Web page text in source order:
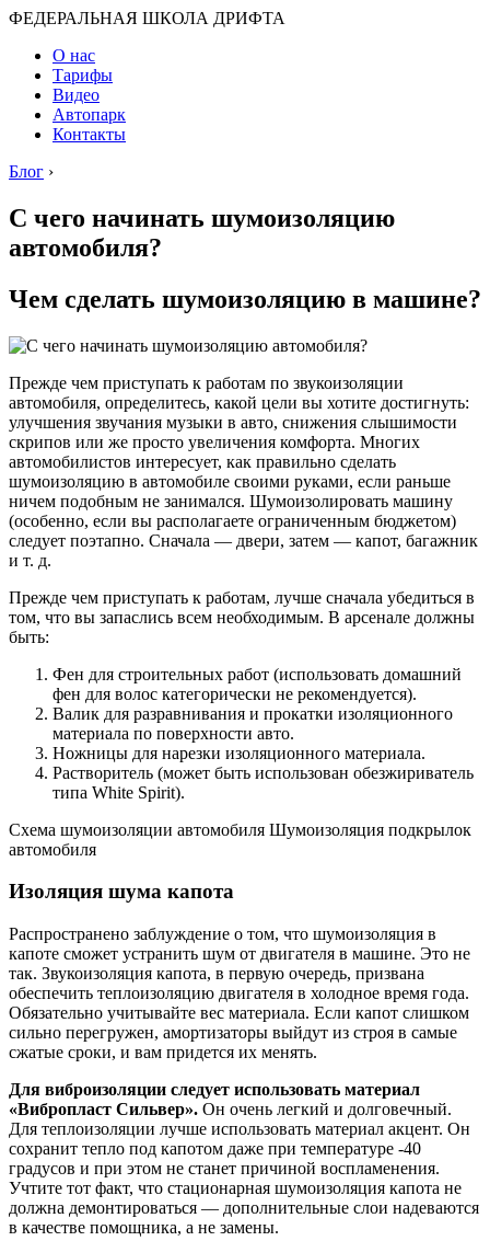
ФЕДЕРАЛЬНАЯ ШКОЛА ДРИФТА
О нас
Тарифы
Видео
Автопарк
Контакты
Блог ›
С чего начинать шумоизоляцию
автомобиля?
Чем сделать шумоизоляцию в машине?
Прежде чем приступать к работам по звукоизоляции
автомобиля, определитесь, какой цели вы хотите достигнуть:
улучшения звучания музыки в авто, снижения слышимости
скрипов или же просто увеличения комфорта. Многих
автомобилистов интересует, как правильно сделать
шумоизоляцию в автомобиле своими руками, если раньше
ничем подобным не занимался. Шумоизолировать машину
(особенно, если вы располагаете ограниченным бюджетом)
следует поэтапно. Сначала — двери, затем — капот, багажник
и т. д.
Прежде чем приступать к работам, лучше сначала убедиться в
том, что вы запаслись всем необходимым. В арсенале должны
быть:
Фен для строительных работ (использовать домашний
фен для волос категорически не рекомендуется).
Валик для разравнивания и прокатки изоляционного
материала по поверхности авто.
Ножницы для нарезки изоляционного материала.
Растворитель (может быть использован обезжириватель
типа White Spirit).
Схема шумоизоляции автомобиля Шумоизоляция подкрылок
автомобиля
Изоляция шума капота
Распространено заблуждение о том, что шумоизоляция в
капоте сможет устранить шум от двигателя в машине. Это не
так. Звукоизоляция капота, в первую очередь, призвана
обеспечить теплоизоляцию двигателя в холодное время года.
Обязательно учитывайте вес материала. Если капот слишком
сильно перегружен, амортизаторы выйдут из строя в самые
сжатые сроки, и вам придется их менять.
Для виброизоляции следует использовать материал
«Вибропласт Сильвер». Он очень легкий и долговечный.
Для теплоизоляции лучше использовать материал акцент. Он
сохранит тепло под капотом даже при температуре -40
градусов и при этом не станет причиной воспламенения.
Учтите тот факт, что стационарная шумоизоляция капота не
должна демонтироваться — дополнительные слои надеваются
в качестве помощника, а не замены.